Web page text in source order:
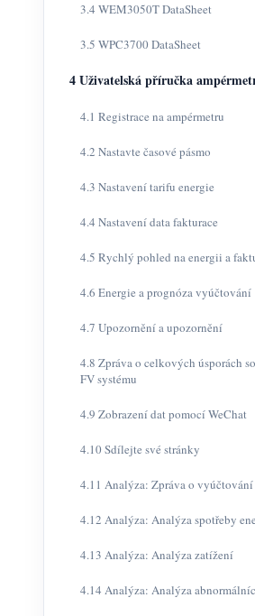
3.4 WEM3050T DataSheet
3.5 WPC3700 DataSheet
4 Uživatelská příručka
4.1 Registrace na ampérmetru
4.2 Nastavte časové pásmo
4.3 Nastavení tarifu energie
4.4 Nastavení data fakturace
4.5 Rychlý pohled na energii a
4.6 Energie a prognóza vyúčtování
4.7 Upozornění a upozornění
4.8 Zpráva o celkových úsporách
FV systému
4.9 Zobrazení dat pomocí WeChat
4.10 Sdílejte své stránky
4.11 Analýza: Zpráva o vyúčtování
4.12 Analýza: Analýza spotřeby
4.13 Analýza: Analýza zatížení
4.14 Analýza: Analýza